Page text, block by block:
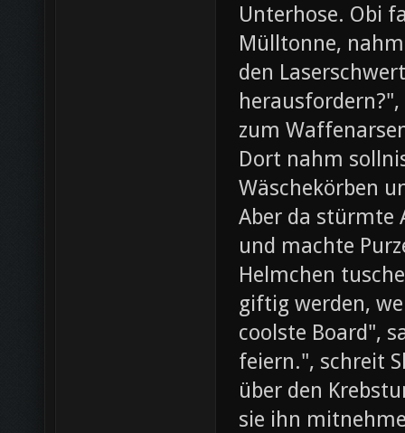
Unterhose. Obi
Mülltonne,
den
zum
Dort nahm
Wäschekörben
Aber da stürmte
und machte
Helmchen
giftig werden,
coolste Board",
feiern.", schreit
über den
sie ihn